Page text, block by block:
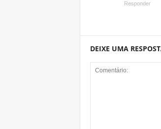
Responder
DEIXE UMA